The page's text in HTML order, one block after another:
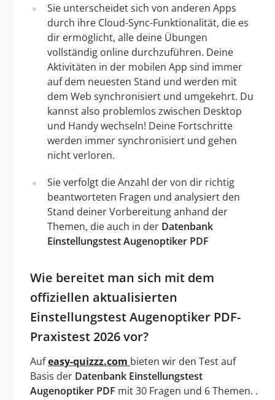
Sie unterscheidet sich von anderen Apps
durch ihre Cloud-Sync-Funktionalität, die es
dir ermöglicht, alle deine Übungen
vollständig online durchzuführen. Deine
Aktivitäten in der mobilen App sind immer
auf dem neuesten Stand und werden mit
dem Web synchronisiert und umgekehrt. Du
kannst also problemlos zwischen Desktop
und Handy wechseln! Deine Fortschritte
werden immer synchronisiert und gehen
nicht verloren.
Sie verfolgt die Anzahl der von dir richtig
beantworteten Fragen und analysiert den
Stand deiner Vorbereitung anhand der
Themen, die auch in der Datenbank
Einstellungstest Augenoptiker PDF
Wie bereitet man sich mit dem
offiziellen aktualisierten
Einstellungstest Augenoptiker PDF-
Praxistest 2026 vor?
Aufeasy-quizzz.com bieten wir den Test auf
Basis der Datenbank Einstellungstest
Augenoptiker PDF mit 30 Fragen und 6 Themen. .